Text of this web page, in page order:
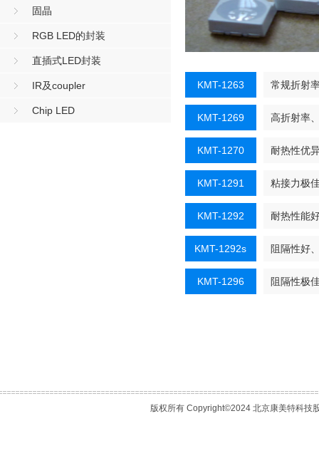
固晶
RGB LED的封装
直插式LED封装
IR及coupler
Chip LED
KMT-1263 常规折射
KMT-1269 高折射率
KMT-1270 耐热性优
KMT-1291 粘接力极
KMT-1292 耐热性能
KMT-1292s 阻隔性好
KMT-1296 阻隔性极
版权所有 Copyright©2024 北京康美特科